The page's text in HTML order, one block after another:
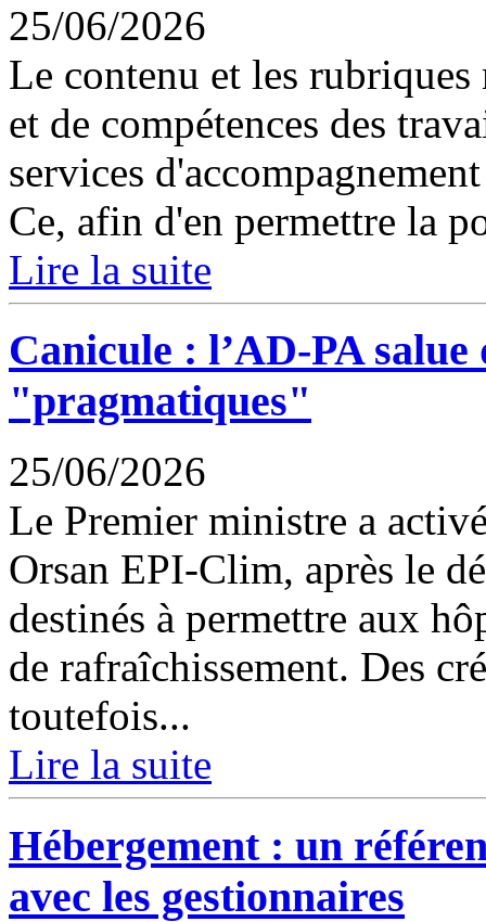
25/06/2026
Le contenu et les
et de compétences des
services
Ce, afin d'en permettre la
Lire la suite
Canicule : l’AD-PA salue
"pragmatiques"
25/06/2026
Le Premier ministre a
Orsan EPI-Clim, après le
destinés à permettre aux
de rafraîchissement. Des
toutefois...
Lire la suite
Hébergement : un
avec les gestionnaires